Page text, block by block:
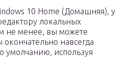
10 Home (Домашняя), у
локальных
не менее, вы можете
навсегда
умолчанию, используя